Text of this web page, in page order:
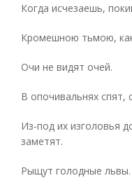
Когда исчезаешь,
Кромешною тьмою,
Очи не видят очей.
В опочивальнях спят,
Из-под их изголовья
заметят.
Рыщут голодные львы.